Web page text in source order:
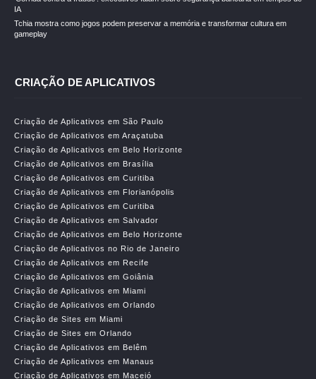
IA
Tchia mostra como jogos podem preservar a memória e transformar cultura em
gameplay
CRIAÇÃO DE APLICATIVOS
Criação de Aplicativos em São Paulo
Criação de Aplicativos em Araçatuba
Criação de Aplicativos em Belo Horizonte
Criação de Aplicativos em Brasília
Criação de Aplicativos em Curitiba
Criação de Aplicativos em Florianópolis
Criação de Aplicativos em Curitiba
Criação de Aplicativos em Salvador
Criação de Aplicativos em Belo Horizonte
Criação de Aplicativos no Rio de Janeiro
Criação de Aplicativos em Recife
Criação de Aplicativos em Goiânia
Criação de Aplicativos em Miami
Criação de Aplicativos em Orlando
Criação de Sites em Miami
Criação de Sites em Orlando
Criação de Aplicativos em Belêm
Criação de Aplicativos em Manaus
Criação de Aplicativos em Maceió